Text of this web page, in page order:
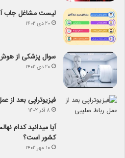
لیست مشاغل جاب
۲۰ دی ۱۴۰۲
سوال پزشکی از
۲۰ دی ۱۴۰۲
فیزیوتراپی بعد از
۸ آذر ۱۴۰۲
آیا می­دانید کدام
کشور است؟
۱۰ مهر ۱۴۰۲